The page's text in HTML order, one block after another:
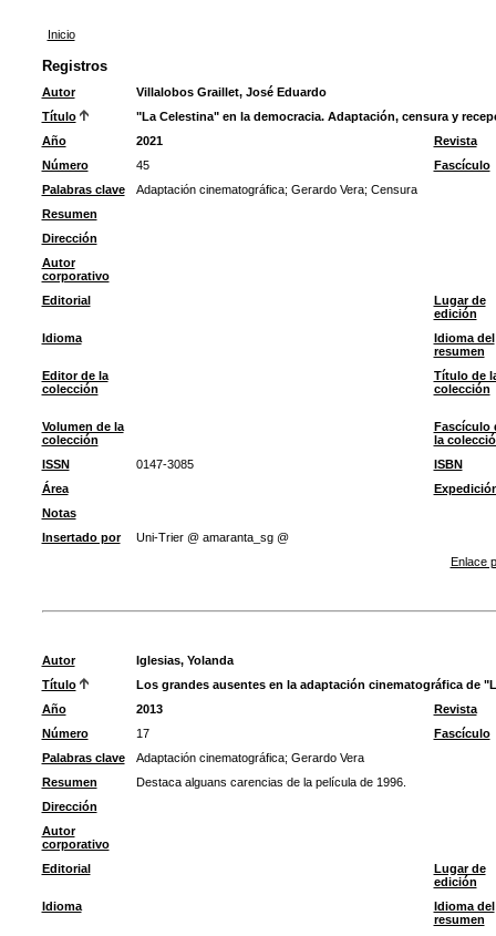
Inicio
Registros
Autor
Villalobos Graillet, José Eduardo
Título
"La Celestina" en la democracia. Adaptación, censura y
Año
2021
Revista
Número
45
Fascículo
Palabras clave
Adaptación cinematográfica; Gerardo Vera; Censura
Resumen
Dirección
Autor
corporativo
Editorial
Lugar de
edición
Idioma
Idioma del
resumen
Editor de la
colección
Título de
colección
Volumen de la
colección
Fascículo
la
ISSN
0147-3085
ISBN
Área
Notas
Insertado por
Uni-Trier @ amaranta_sg @
Enlace
Autor
Iglesias, Yolanda
Título
Los grandes ausentes en la adaptación cinematográfica de
Año
2013
Revista
Número
17
Fascículo
Palabras clave
Adaptación cinematográfica; Gerardo Vera
Resumen
Destaca alguans carencias de la película de 1996.
Dirección
Autor
corporativo
Editorial
Lugar de
edición
Idioma
Idioma del
resumen